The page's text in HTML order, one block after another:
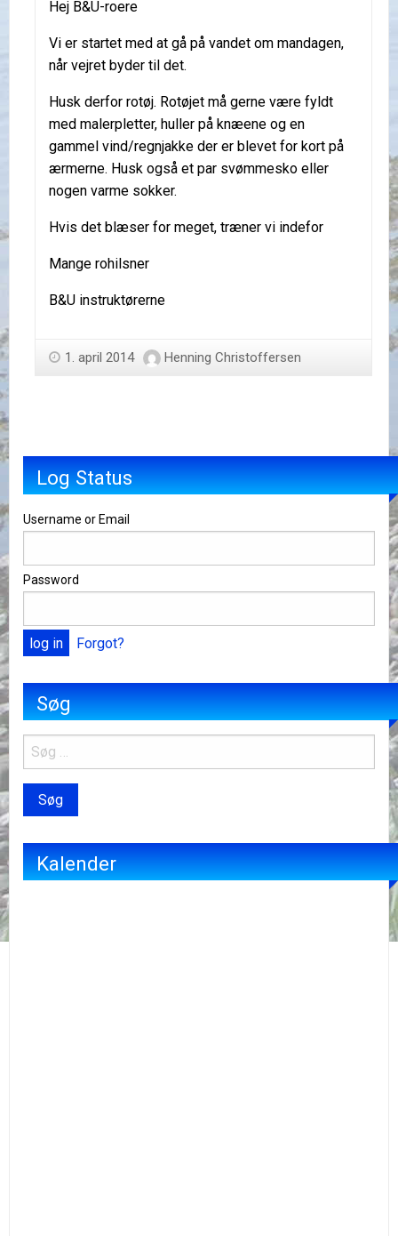
Hej B&U-roere
Vi er startet med at gå på vandet om mandagen,
når vejret byder til det.
Husk derfor rotøj. Rotøjet må gerne være fyldt
med malerpletter, huller på knæene og en
gammel vind/regnjakke der er blevet for kort på
ærmerne. Husk også et par svømmesko eller
nogen varme sokker.
Hvis det blæser for meget, træner vi indefor
Mange rohilsner
B&U instruktørerne
1. april 2014 Henning Christoffersen
Log Status
Username or Email
Password
Forgot?
Søg
Kalender